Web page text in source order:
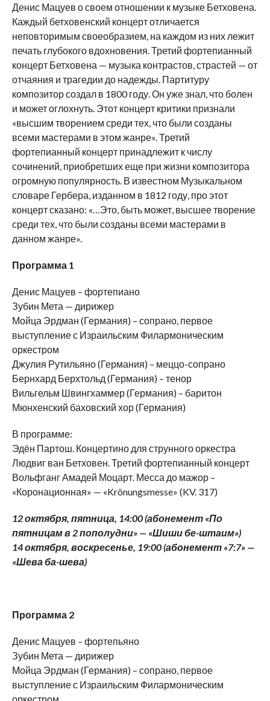
Денис Мацуев о своем отношении к музыке Бетховена.
Каждый бетховенский концерт отличается
неповторимым своеобразием, на каждом из них лежит
печать глубокого вдохновения. Третий фортепианный
концерт Бетховена — музыка контрастов, страстей — от
отчаяния и трагедии до надежды. Партитуру
композитор создал в 1800 году. Он уже знал, что болен
и может оглохнуть. Этот концерт критики признали
«высшим творением среди тех, что были созданы
всеми мастерами в этом жанре». Третий
фортепианный концерт принадлежит к числу
сочинений, приобретших еще при жизни композитора
огромную популярность. В известном Музыкальном
словаре Гербера, изданном в 1812 году, про этот
концерт сказано: «…Это, быть может, высшее творение
среди тех, что были созданы всеми мастерами в
данном жанре».
Программа 1
Денис Мацуев – фортепиано
Зубин Мета — дирижер
Мойца Эрдман (Германия) – сопрано, первое
выступление с Израильским Филармоническим
оркестром
Джулия Рутильяно (Германия) – меццо-сопрано
Бернхард Берхтольд (Германия) – тенор
Вильгельм Швингхаммер (Германия) – баритон
Мюнхенский баховский хор (Германия)
В программе:
Эдён Партош. Концертино для струнного оркестра
Людвиг ван Бетховен. Третий фортепианный концерт
Вольфганг Амадей Моцарт. Месса до мажор –
«Коронационная» — «Krönungsmesse» (KV. 317)
12 октября, пятница, 14:00 (абонемент «По
пятницам в 2 пополудни» — «Шиши бе-штаим»)
14 октября, воскресенье, 19:00 (абонемент «7:7» —
«Шева ба-шева)
Программа 2
Денис Мацуев – фортепьяно
Зубин Мета — дирижер
Мойца Эрдман (Германия) – сопрано, первое
выступление с Израильским Филармоническим